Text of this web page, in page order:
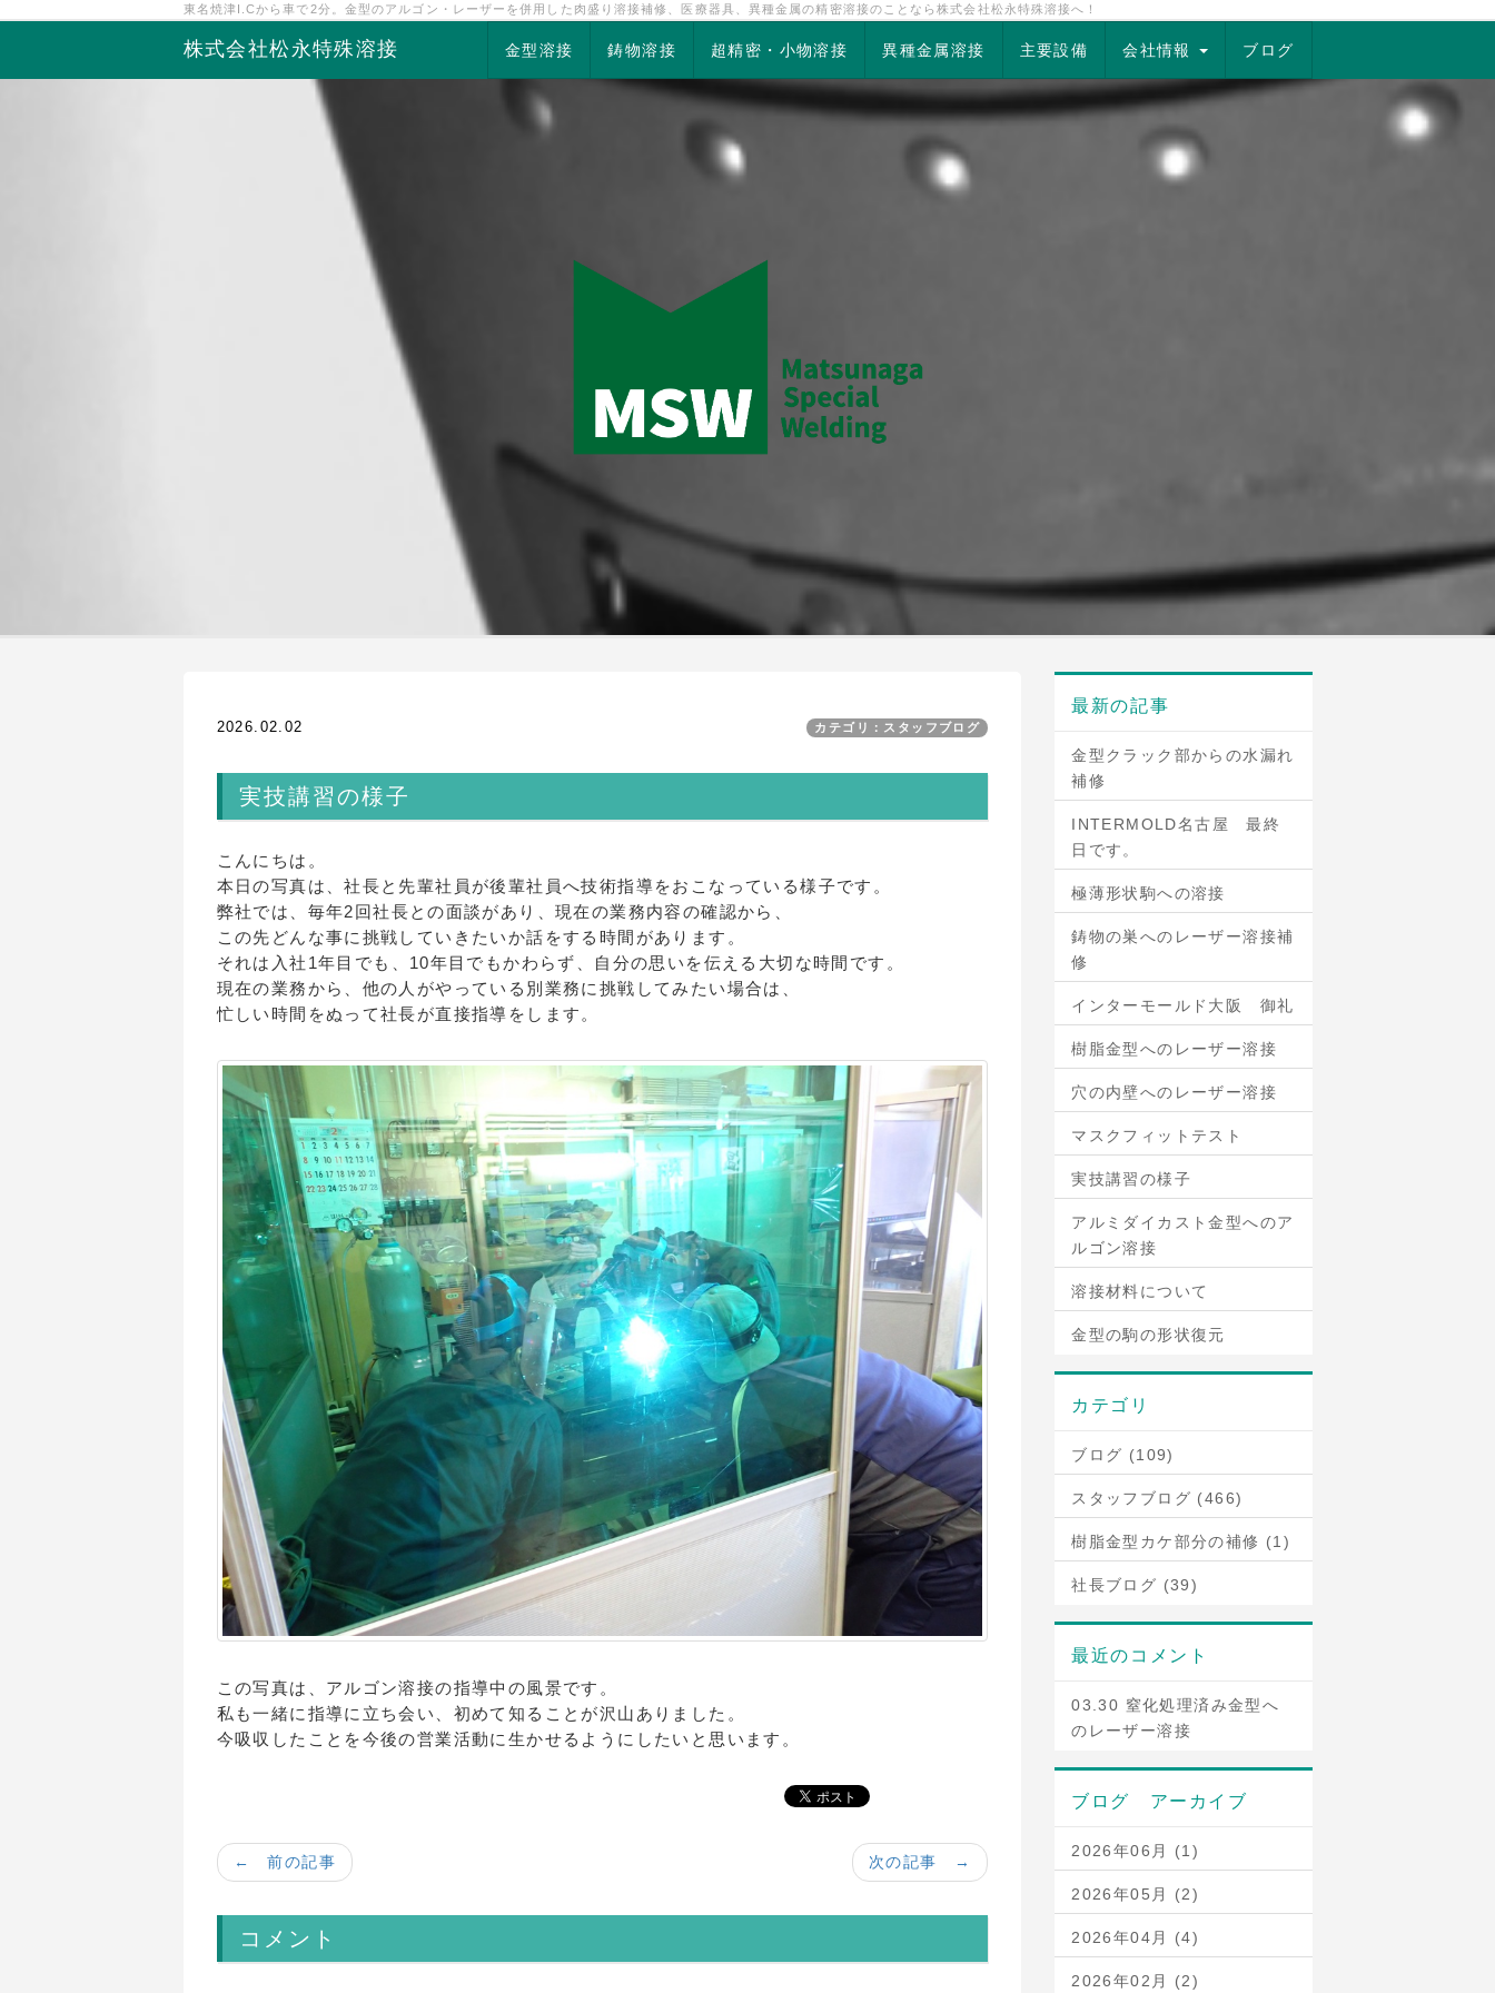
東名焼津I.Cから車で2分。金型のアルゴン・レーザーを併用した肉盛り溶接補修、医療器具、異種金属の精密溶接のことなら株式会社松永特殊溶接へ！
株式会社松永特殊溶接 金型溶接 鋳物溶接 超精密・小物溶接 異種金属溶接 主要設備 会社情報 ブログ
2026.02.02 カテゴリ：スタッフブログ
実技講習の様子
こんにちは。
本日の写真は、社長と先輩社員が後輩社員へ技術指導をおこなっている様子です。
弊社では、毎年2回社長との面談があり、現在の業務内容の確認から、
この先どんな事に挑戦していきたいか話をする時間があります。
それは入社1年目でも、10年目でもかわらず、自分の思いを伝える大切な時間です。
現在の業務から、他の人がやっている別業務に挑戦してみたい場合は、
忙しい時間をぬって社長が直接指導をします。
この写真は、アルゴン溶接の指導中の風景です。
私も一緒に指導に立ち会い、初めて知ることが沢山ありました。
今吸収したことを今後の営業活動に生かせるようにしたいと思います。
次の記事 →
← 前の記事
コメント
最新の記事
金型クラック部からの水漏れ
補修
INTERMOLD名古屋 最終
日です。
極薄形状駒への溶接
鋳物の巣へのレーザー溶接補
修
インターモールド大阪 御礼
樹脂金型へのレーザー溶接
穴の内壁へのレーザー溶接
マスクフィットテスト
実技講習の様子
アルミダイカスト金型へのア
ルゴン溶接
溶接材料について
金型の駒の形状復元
カテゴリ
ブログ (109)
スタッフブログ (466)
樹脂金型カケ部分の補修 (1)
社長ブログ (39)
最近のコメント
03.30 窒化処理済み金型へ
のレーザー溶接
ブログ アーカイブ
2026年06月 (1)
2026年05月 (2)
2026年04月 (4)
2026年02月 (2)